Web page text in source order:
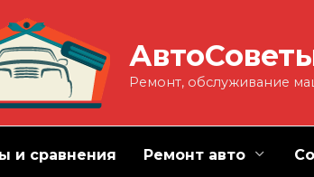
Ремонт, обслуживание
и сравнения Ремонт авто